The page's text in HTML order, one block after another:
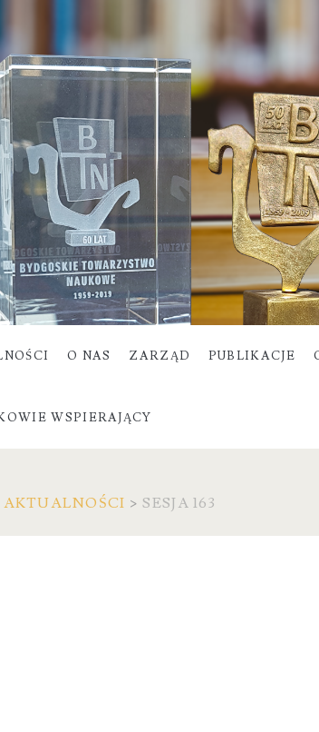
O NAS ZARZĄD PUBLIKACJE
WSPIERAJĄCY
AKTUALNOŚCI >SESJA 163